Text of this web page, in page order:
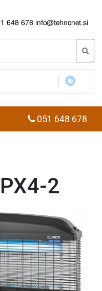
648 678 info@tehnonet.si
051 648 678
2